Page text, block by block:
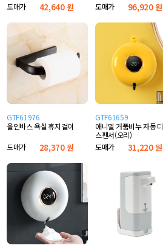
도매가
42,640 원
도매가
96,920 원
GTF61976
올인바스 욕실 휴지걸이
도매가
28,370 원
GTF61659
애니멀 거품비누 자동 디
스펜서(오리)
도매가
31,220 원